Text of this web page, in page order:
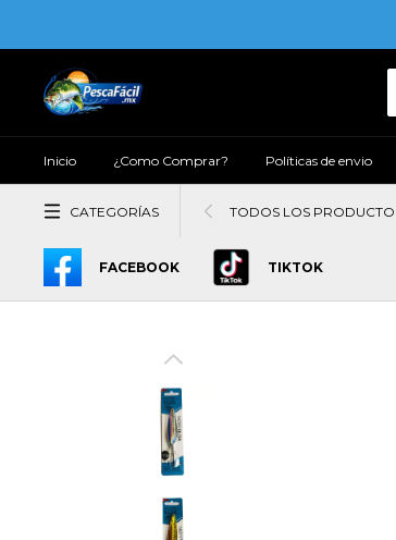
Inicio ¿Como Comprar? Políticas de envio
CATEGORÍAS TODOS LOS
FACEBOOK TIKTOK